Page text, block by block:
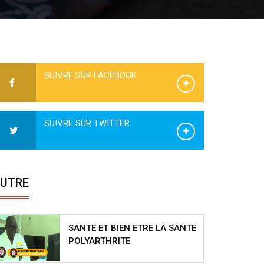
SUIVRE SUR FACEBOOK
SUIVRE SUR TWITTER
SANTE ET BIEN ETRE LA SANTE
POLYARTHRITE